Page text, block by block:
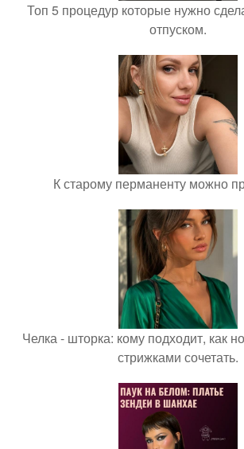
Топ 5 процедур которые нужно
отпуском.
К старому перманенту можно
Челка - шторка: кому подходит, как
стрижками сочетать.